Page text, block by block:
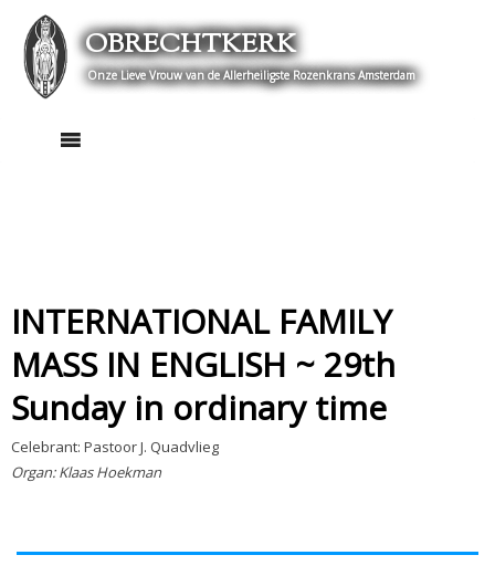
content
OBRECHTKERK
Onze Lieve Vrouw van de Allerheiligste Rozenkrans Amsterdam
INTERNATIONAL FAMILY
MASS IN ENGLISH ~ 29th
Sunday in ordinary time
Celebrant: Pastoor J. Quadvlieg
Organ: Klaas Hoekman